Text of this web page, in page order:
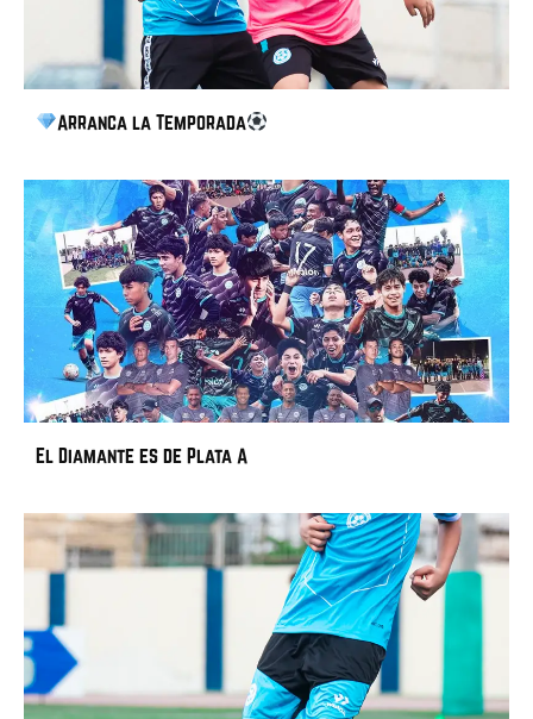
Arranca la Temporada
El Diamante es de Plata A